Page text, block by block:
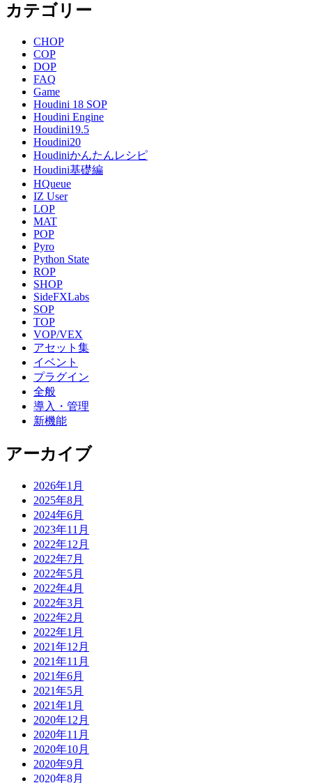
カテゴリー
CHOP
COP
DOP
FAQ
Game
Houdini 18 SOP
Houdini Engine
Houdini19.5
Houdini20
Houdiniかんたんレシピ
Houdini基礎編
HQueue
IZ User
LOP
MAT
POP
Pyro
Python State
ROP
SHOP
SideFXLabs
SOP
TOP
VOP/VEX
アセット集
イベント
プラグイン
全般
導入・管理
新機能
アーカイブ
2026年1月
2025年8月
2024年6月
2023年11月
2022年12月
2022年7月
2022年5月
2022年4月
2022年3月
2022年2月
2022年1月
2021年12月
2021年11月
2021年6月
2021年5月
2021年1月
2020年12月
2020年11月
2020年10月
2020年9月
2020年8月